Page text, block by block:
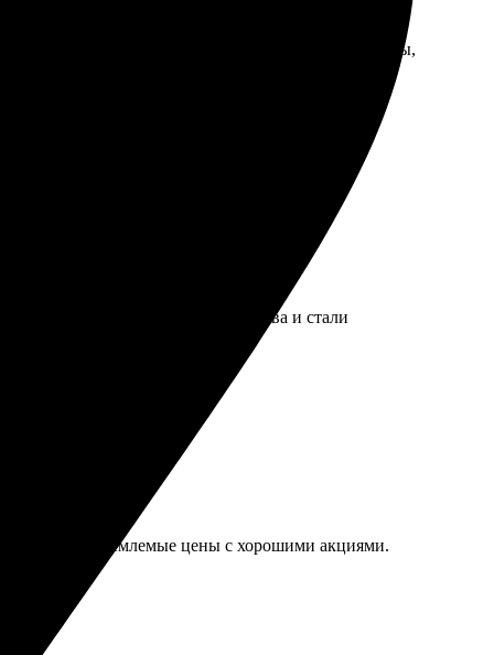
и понятен: выбрал на сайте нужные параметры,
Теперь украшает стену и радует глаз.
простым и удобным.
уточнил детали.
настоящие произведения искусства и стали
Приемлемые цены с хорошими акциями.